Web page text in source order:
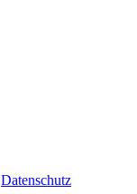
Datenschutz